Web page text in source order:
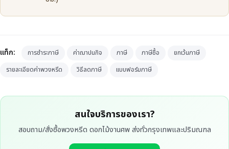
แท็ก: การชำระภาษี ค่าฌาปนกิจ ภาษี ภาษีซื้อ
ยกเว้นภาษี
รายละเอียดค่าพวงหรีด
วิธีลดภาษี แบบฟอร์มภาษี
สนใจบริการของเรา?
สอบถาม/สั่งซื้อพวงหรีด ดอกไม้งานศพ ส่งทั่วกรุงเทพและปริมณฑล